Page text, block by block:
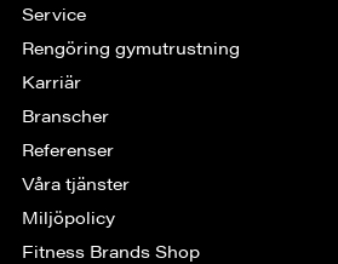
Service
Rengöring gymutrustning
Karriär
Branscher
Referenser
Våra tjänster
Miljöpolicy
Fitness Brands Shop